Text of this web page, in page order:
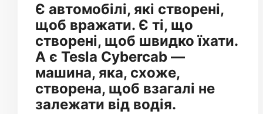
Є автомобілі, які створені,
щоб вражати. Є ті, що
створені, щоб швидко їхати.
А є Tesla Cybercab —
машина, яка, схоже,
створена, щоб взагалі не
залежати від водія.